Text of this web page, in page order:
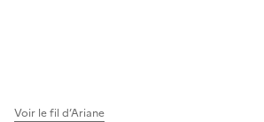
Voir le fil d’Ariane